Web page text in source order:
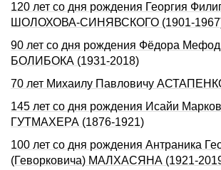
120 лет со дня рождения Георгия
ШОЛОХОВА-СИHЯВСКОГО (1901-
90 лет со дня рождения Фёдора
БОЛИБОКА (1931-2018)
70 лет Михаилу Павловичу
145 лет со дня рождения Исайи
ГУТМАХЕРА (1876-1921)
100 лет со дня рождения Антраника
(Геворковича) МАЛХАСЯНА (1921-